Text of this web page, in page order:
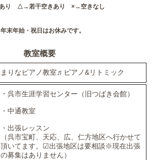
り △→若干空きあり ×→空きなし
年末年始・祝日はお休みです。
教室概要
まりなピアノ教室♬ピアノ&リトミック
・呉市生涯学習センター（旧つばき会館）
・中通教室
・出張レッスン
（呉市宝町、天応、広、仁方地区へ行かせて
頂いてます。☑︎出張地区は要相談※現在出張
の募集はありません）